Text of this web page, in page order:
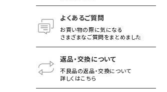
よくあるご質問
お買い物の際に気になる
さまざまなご質問をまとめました
返品・交換について
不良品の返品・交換について
詳しくはこちら